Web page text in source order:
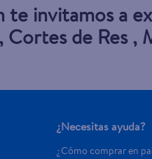
te invitamos a
Cortes de Res,
¿Necesitas ayuda?
¿Cómo comprar en